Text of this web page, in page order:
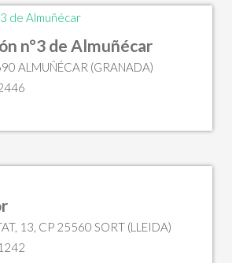
nº3 de Almuñécar
ALMUÑÉCAR (GRANADA)
13, CP 25560 SORT (LLEIDA)